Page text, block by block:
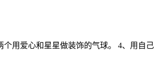
用爱心和星星做装饰的气球。 4、用自